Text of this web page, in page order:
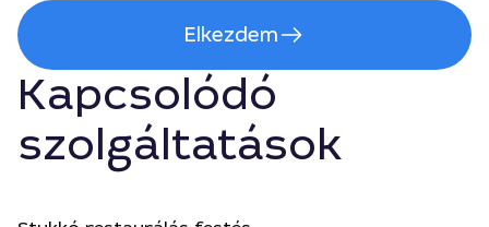
Elkezdem
Kapcsolódó
szolgáltatások